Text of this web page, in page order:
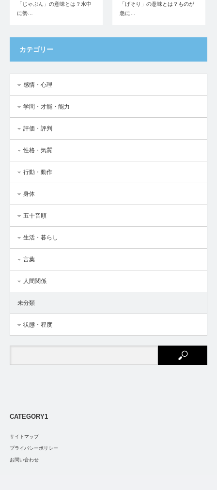
「じゃぶん」の意味とは？水中
に勢…
「げそり」の意味とは？ものが
急に…
カテゴリー
感情・心理
学問・才能・能力
評価・評判
性格・気質
行動・動作
身体
五十音順
生活・暮らし
言葉
人間関係
未分類
状態・程度
CATEGORY1
サイトマップ
プライバシーポリシー
お問い合わせ